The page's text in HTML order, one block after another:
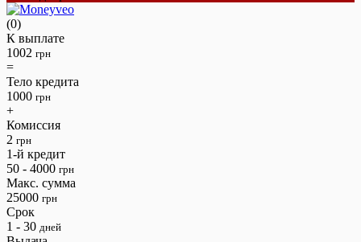
(0)
К выплате
1002 грн
=
Тело кредита
1000 грн
+
Комиссия
2 грн
1-й кредит
50 - 4000 грн
Макс. сумма
25000 грн
Срок
1 - 30 дней